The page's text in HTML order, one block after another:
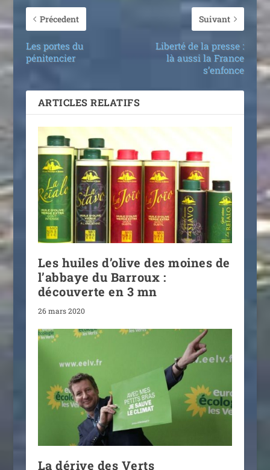
Précedent
Les portes du
pénitencier
Suivant
Liberté de la presse :
là aussi la France
s’enfonce
ARTICLES RELATIFS
Les huiles d’olive des moines de
l’abbaye du Barroux :
découverte en 3 mn
26 mars 2020
La dérive des Verts